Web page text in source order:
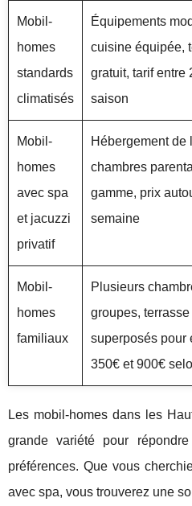
Mobil-
homes
standards
climatisés
Équipements
cuisine équipée,
gratuit, tarif entre
saison
Mobil-
homes
avec spa
et jacuzzi
privatif
Hébergement de
chambres
gamme, prix
semaine
Mobil-
homes
familiaux
Plusieurs
groupes,
superposés pour
350€ et 900€
Les mobil-homes dans les
grande variété pour
préférences. Que vous
avec spa, vous trouverez une